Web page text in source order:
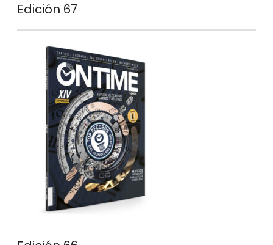
Edición 67